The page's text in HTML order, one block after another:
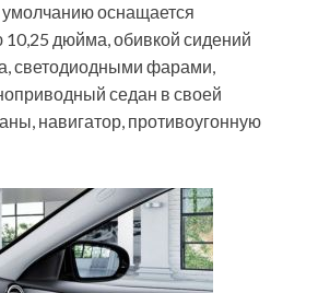
оснащается
дюйма, обивкой сидений
светодиодными фарами,
седан в своей
навигатор, противоугонную